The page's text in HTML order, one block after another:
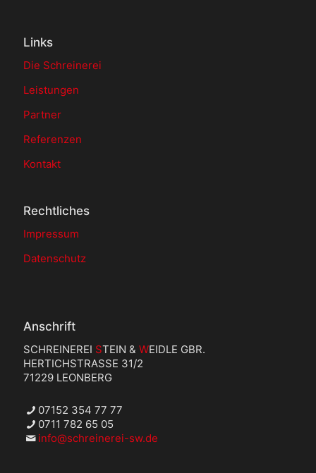
Links
Die Schreinerei
Leistungen
Partner
Referenzen
Kontakt
Rechtliches
Impressum
Datenschutz
Anschrift
SCHREINEREI STEIN & WEIDLE GBR.
HERTICHSTRASSE 31/2
71229 LEONBERG
07152 354 77 77
0711 782 65 05
info@schreinerei-sw.de